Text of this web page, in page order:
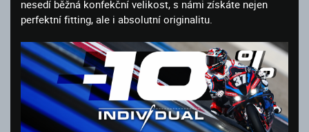
nesedí běžná konfekční velikost, s námi získáte nejen
perfektní fitting, ale i absolutní originalitu.